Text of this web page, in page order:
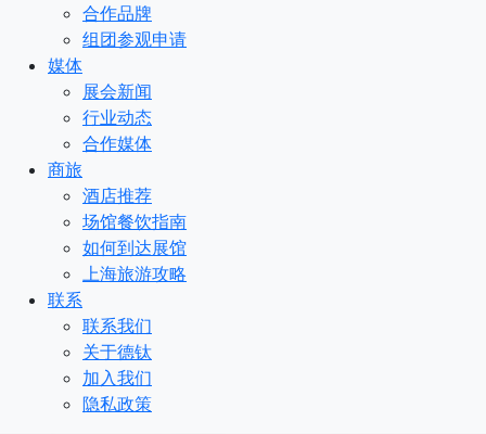
合作品牌
组团参观申请
媒体
展会新闻
行业动态
合作媒体
商旅
酒店推荐
场馆餐饮指南
如何到达展馆
上海旅游攻略
联系
联系我们
关于德钛
加入我们
隐私政策